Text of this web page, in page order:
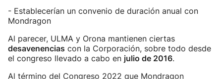
- Establecerían un convenio de duración anual con
Mondragon
Al parecer, ULMA y Orona mantienen ciertas
desavenencias con la Corporación, sobre todo desde
el congreso llevado a cabo en julio de 2016.
Al término del Congreso 2022 que Mondragon